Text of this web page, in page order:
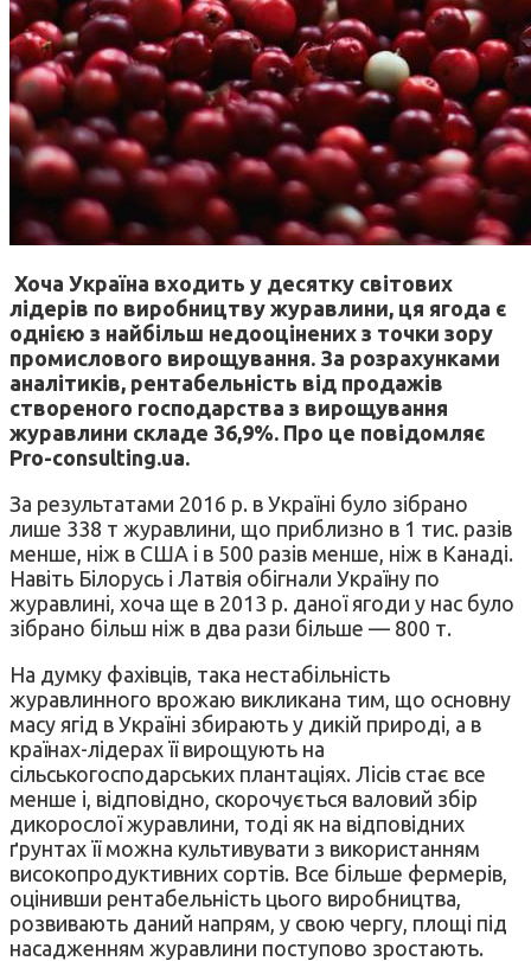
Хоча Україна входить у десятку світових
лідерів по виробництву журавлини, ця ягода є
однією з найбільш недооцінених з точки зору
промислового вирощування. За розрахунками
аналітиків, рентабельність від продажів
створеного господарства з вирощування
журавлини складе 36,9%. Про це повідомляє
Pro-consulting.ua.
За результатами 2016 р. в Україні було зібрано
лише 338 т журавлини, що приблизно в 1 тис. разів
менше, ніж в США і в 500 разів менше, ніж в Канаді.
Навіть Білорусь і Латвія обігнали Україну по
журавлині, хоча ще в 2013 р. даної ягоди у нас було
зібрано більш ніж в два рази більше — 800 т.
На думку фахівців, така нестабільність
журавлинного врожаю викликана тим, що основну
масу ягід в Україні збирають у дикій природі, а в
країнах-лідерах її вирощують на
сільськогосподарських плантаціях. Лісів стає все
менше і, відповідно, скорочується валовий збір
дикорослої журавлини, тоді як на відповідних
ґрунтах її можна культивувати з використанням
високопродуктивних сортів. Все більше фермерів,
оцінивши рентабельність цього виробництва,
розвивають даний напрям, у свою чергу, площі під
насадженням журавлини поступово зростають.